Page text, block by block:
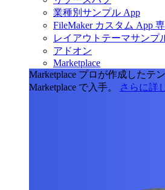
業種別サンプル App
FileMaker カスタム App
レイアウトテーマサンプ
アドオン
Marketplace
Marketplace プロが作成したテ
Marketplace で入手。
さらに詳